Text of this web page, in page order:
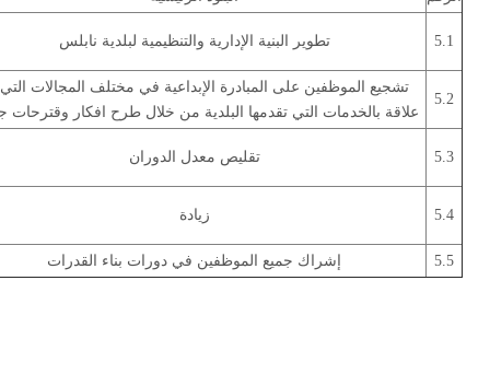
تطوير البنية الإدارية والتنظيمية لبلدية نابلس 5.1
تشجيع الموظفين على المبادرة الإبداعية في مختلف المجالات التي
علاقة بالخدمات التي تقدمها البلدية من خلال طرح افكار وقترحات
5.2
تقليص معدل الدوران 5.3
زيادة 5.4
إشراك جميع الموظفين في دورات بناء القدرات 5.5